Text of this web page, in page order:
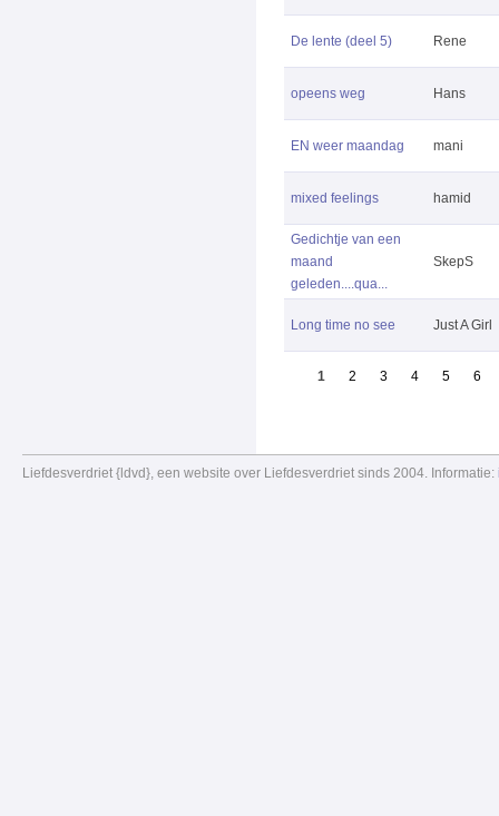
De lente (deel 5) Rene
opeens weg Hans
EN weer maandag mani
mixed feelings hamid
Gedichtje van een
maand
geleden....qua...
SkepS
Long time no see Just A Girl
1 2 3 4 5 6
Liefdesverdriet {ldvd}, een website over Liefdesverdriet sinds 2004. Informatie: